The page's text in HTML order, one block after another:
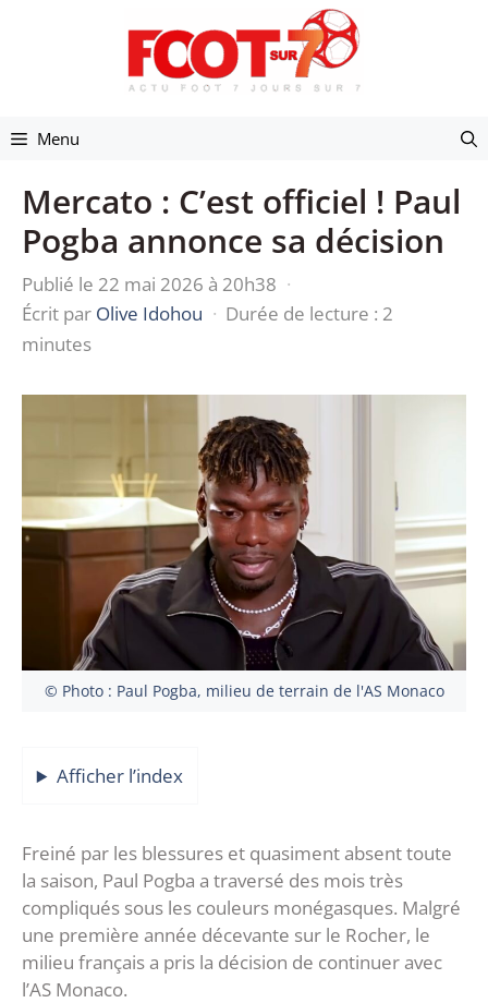
Menu
Mercato : C’est officiel ! Paul
Pogba annonce sa décision
Publié le 22 mai 2026 à 20h38 ·
Écrit par Olive Idohou · Durée de lecture : 2
minutes
© Photo : Paul Pogba, milieu de terrain de l'AS Monaco
Afficher l’index
Freiné par les blessures et quasiment absent toute
la saison, Paul Pogba a traversé des mois très
compliqués sous les couleurs monégasques. Malgré
une première année décevante sur le Rocher, le
milieu français a pris la décision de continuer avec
l’AS Monaco.